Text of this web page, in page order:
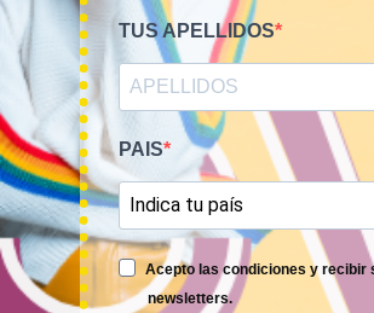
Smile Vintage es una empresa mayorista
trayectoria internacional que cuenta
experimentado y especializado en el sector
TUS APELLIDOS
PAIS
Acepto las condiciones y recibir
newsletters.